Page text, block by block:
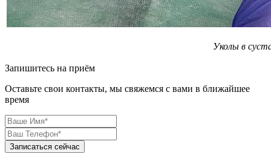
Уколы в
Запишитесь на приём
Оставьте свои контакты, мы свяжемся с вами в ближайшее
время